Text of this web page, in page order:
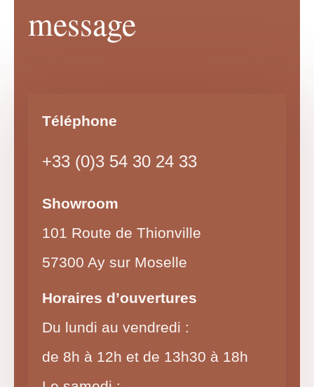
message
Téléphone
+33 (0)3 54 30 24 33
Showroom
101 Route de Thionville
57300 Ay sur Moselle
Horaires d’ouvertures
Du lundi au vendredi :
de 8h à 12h et de 13h30 à 18h